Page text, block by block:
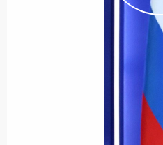
14
14 марта